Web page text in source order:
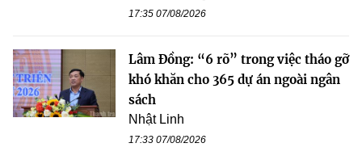
17:35 07/08/2026
Lâm Đồng: “6 rõ” trong việc tháo gỡ
khó khăn cho 365 dự án ngoài ngân
sách
Nhật Linh
17:33 07/08/2026